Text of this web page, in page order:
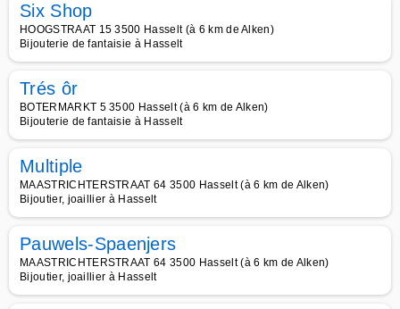
Six Shop
HOOGSTRAAT 15 3500 Hasselt (à 6 km de Alken)
Bijouterie de fantaisie à Hasselt
Trés ôr
BOTERMARKT 5 3500 Hasselt (à 6 km de Alken)
Bijouterie de fantaisie à Hasselt
Multiple
MAASTRICHTERSTRAAT 64 3500 Hasselt (à 6 km de Alken)
Bijoutier, joaillier à Hasselt
Pauwels-Spaenjers
MAASTRICHTERSTRAAT 64 3500 Hasselt (à 6 km de Alken)
Bijoutier, joaillier à Hasselt